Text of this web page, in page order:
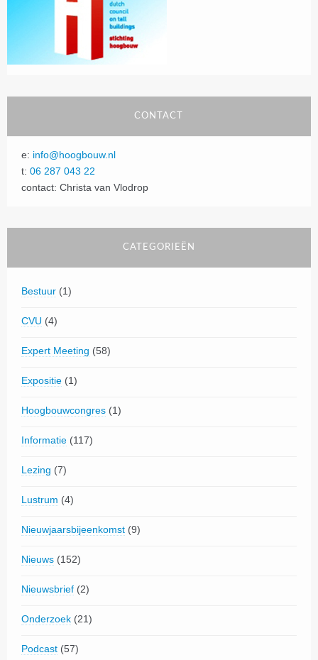
CONTACT
e: info@hoogbouw.nl
t: 06 287 043 22
contact: Christa van Vlodrop
CATEGORIEËN
Bestuur (1)
CVU (4)
Expert Meeting (58)
Expositie (1)
Hoogbouwcongres (1)
Informatie (117)
Lezing (7)
Lustrum (4)
Nieuwjaarsbijeenkomst (9)
Nieuws (152)
Nieuwsbrief (2)
Onderzoek (21)
Podcast (57)